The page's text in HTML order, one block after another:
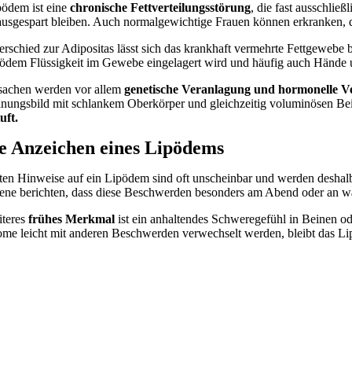
ist eine chronische Fettverteilungsstörung, die fast
bleiben. Auch normalgewichtige Frauen können
zur Adipositas lässt sich das krankhaft vermehrte Fettgewebe
Flüssigkeit im Gewebe eingelagert wird und häufig auch
werden vor allem genetische Veranlagung und hormonelle
mit schlankem Oberkörper und gleichzeitig voluminösen
Anzeichen eines Lipödems
Hinweise auf ein Lipödem sind oft unscheinbar und werden
berichten, dass diese Beschwerden besonders am Abend oder an
frühes Merkmalist ein anhaltendes Schweregefühl in Beinen
leicht mit anderen Beschwerden verwechselt werden, bleibt das